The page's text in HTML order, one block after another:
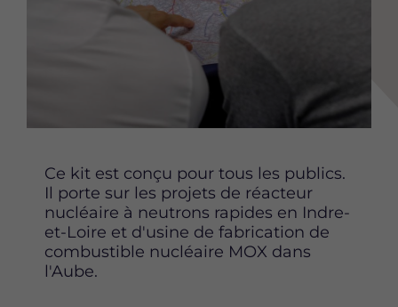
p
g
e
s
u
r
F
e
p
g
e
s
u
r
T
e
p
e
u
Ce kit est conçu pour tous les publics.
Il porte sur les projets de réacteur
nucléaire à neutrons rapides en Indre-
et-Loire et d'usine de fabrication de
combustible nucléaire MOX dans
l'Aube.